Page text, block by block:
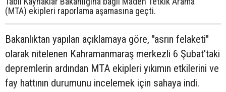
(MTA) ekipleri raporlama aşamasına geçti.
Bakanlıktan yapılan açıklamaya göre, "asrın felaketi"
olarak nitelenen Kahramanmaraş merkezli 6 Şubat'taki
depremlerin ardından MTA ekipleri yıkımın etkilerini ve
fay hattının durumunu incelemek için sahaya indi.